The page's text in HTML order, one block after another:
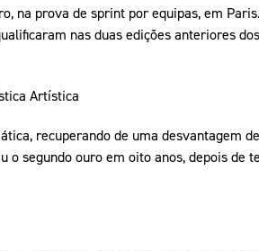
na prova de sprint por equipas, em
nas duas edições anteriores
Artística
recuperando de uma desvantagem
o segundo ouro em oito anos, depois de